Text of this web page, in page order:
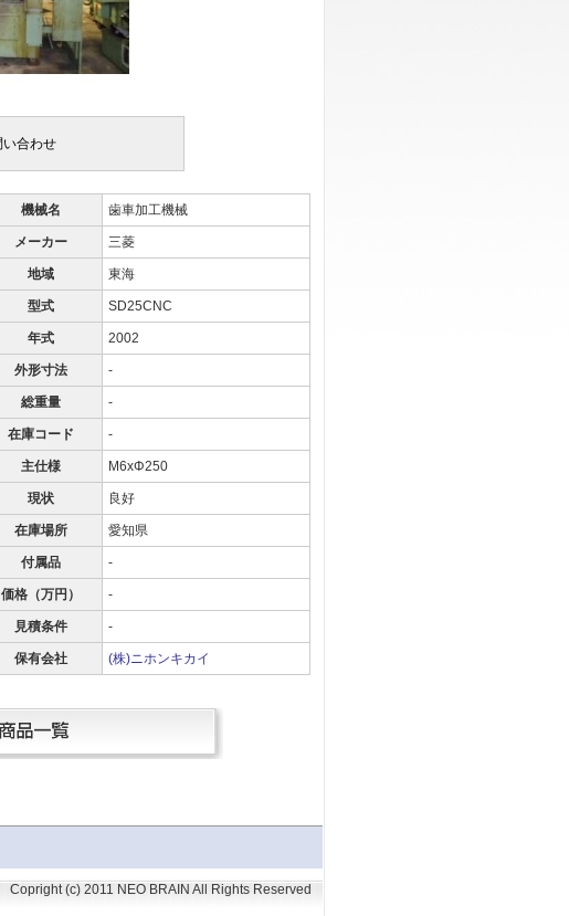
機械名 歯車加工機械
メーカー 三菱
地域 東海
型式 SD25CNC
年式 2002
外形寸法 -
総重量 -
在庫コード -
主仕様 M6xΦ250
現状 良好
在庫場所 愛知県
付属品 -
価格（万円） -
見積条件 -
保有会社 (株)ニホンキカイ
Copright (c) 2011 NEO BRAIN All Rights Reserved